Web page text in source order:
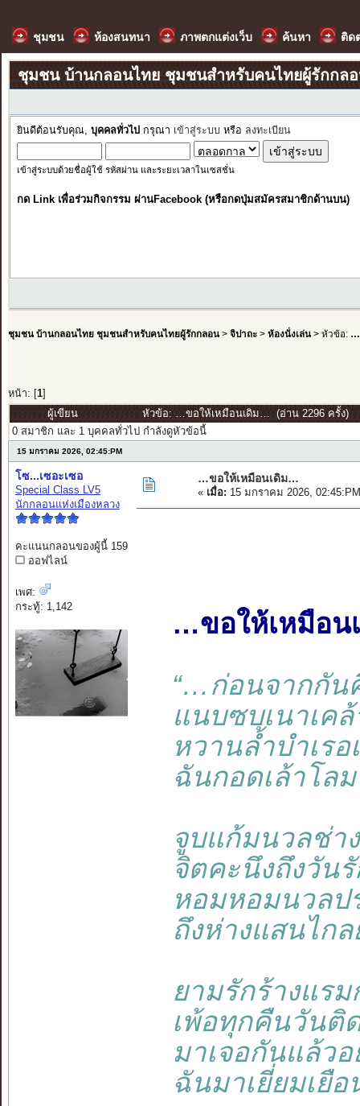
ชุมชน ห้องสนทนา ภาพตกแต่งเว็บ ค้นหา ติด
ชุมชน บ้านกลอนไทย ชุมชนสำหรับคนไทยผู้รักกล
ยินดีต้อนรับคุณ, บุคคลทั่วไป กรุณา เข้าสู่ระบบ หรือ ลงทะเบียน
เข้าสู่ระบบด้วยชื่อผู้ใช้ รหัสผ่าน และระยะเวลาในเซสชั่น
กด Link เพื่อร่วมกิจกรรม ผ่านFacebook (หรือกดปุ่มสมัครสมาชิกด้านบน)
ชุมชน บ้านกลอนไทย ชุมชนสำหรับคนไทยผู้รักกลอน> จิปาถะ> ห้องนั่งเล่น> หัวข้อ: …
หน้า: [ 1]
ผู้เขียน
หัวข้อ: …ขอให้เหมือนเดิม… (อ่าน 2296 ครั้ง)
0 สมาชิก และ 1 บุคคลทั่วไป กำลังดูหัวข้อนี้
15 มกราคม 2026, 02:45:PM
โซ...เซอะเซอ
Special Class LV5
นักกลอนแห่งเมืองหลวง
คะแนนกลอนของผู้นี้ 159
ออฟไลน์
เพศ:
กระทู้: 1,142
…ขอให้เหมือนเดิม…
« เมื่อ: 15 มกราคม 2026,
…ขอให้เหมือ
“…ก่อนจากกัน
แนบซบเนาเค
หวานล้ำบำเร
ฉันกอดเล้าโล
จูบแก้มนวลช่า
จิตคะนึงถึงวัน
หอมหอมนวลป
ถึงห่างแสนไก
ยามรักร้างแร
เพ้อทุกคืนวันติ
มาเจอกันแล้วอ
ฉันมาเยี่ยมเยือ